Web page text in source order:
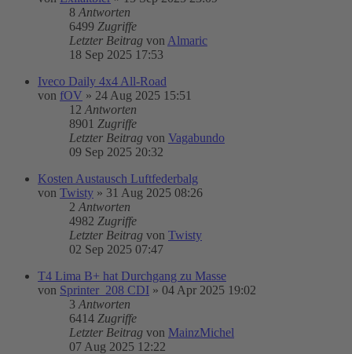
8 Antworten
6499 Zugriffe
Letzter Beitrag von Almaric
18 Sep 2025 17:53
Iveco Daily 4x4 All-Road
von fOV » 24 Aug 2025 15:51
12 Antworten
8901 Zugriffe
Letzter Beitrag von Vagabundo
09 Sep 2025 20:32
Kosten Austausch Luftfederbalg
von Twisty » 31 Aug 2025 08:26
2 Antworten
4982 Zugriffe
Letzter Beitrag von Twisty
02 Sep 2025 07:47
T4 Lima B+ hat Durchgang zu Masse
von Sprinter_208 CDI » 04 Apr 2025 19:02
3 Antworten
6414 Zugriffe
Letzter Beitrag von MainzMichel
07 Aug 2025 12:22